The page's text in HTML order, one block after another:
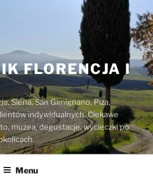
FLORENCJA I
Siena, San Gimignano, Piza,
indywidualnych. Ciekawe
muzea, degustacje, wycieczki po
Menu